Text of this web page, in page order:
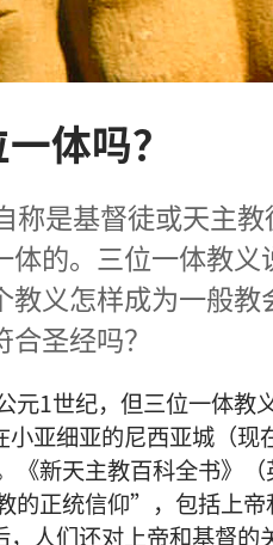
体吗？
称是基督徒或天主
体的。三位一体教
教义怎样成为一般
圣经吗？
元1世纪，但三位一体教
亚细亚的尼西亚城（现
《新天主教百科全书》
的正统信仰”，包括上帝
人们还对上帝和基督的